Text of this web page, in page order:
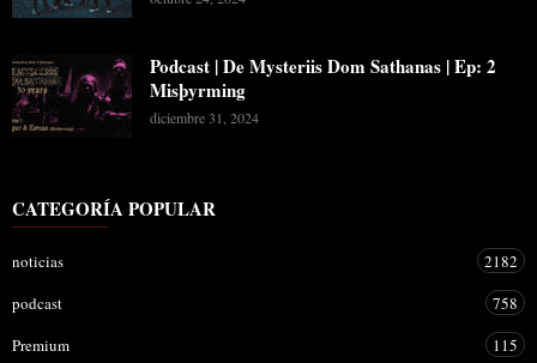
Podcast | De Mysteriis Dom Sathanas | Ep: 2
Misþyrming
diciembre 31, 2024
CATEGORÍA POPULAR
noticias
2182
podcast
758
Premium
115